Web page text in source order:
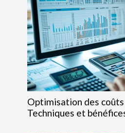
Optimisation des coûts
Techniques et